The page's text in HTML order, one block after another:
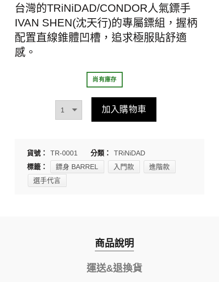
台灣的TRiNiDAD/CONDOR人氣鏢手
IVAN SHEN(沈天行)的專屬鏢組，握柄
配置直線錐體凹槽，追求極服貼舒適
感。
尚有庫存
加入購物車
貨號： TR-0001 分類：
TRiNiDAD
標籤：
鏢身 BARREL 入門款
進階款
選手代言
商品說明
運送&退換貨